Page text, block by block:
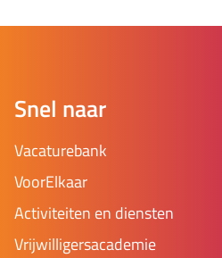
Snel naar
Vacaturebank
VoorElkaar
Activiteiten en diensten
Vrijwilligersacademie